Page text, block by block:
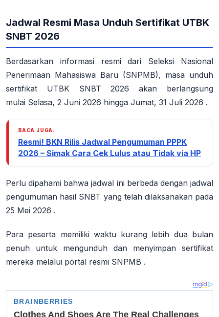
Jadwal Resmi Masa Unduh Sertifikat UTBK
SNBT 2026
Berdasarkan informasi resmi dari Seleksi Nasional
Penerimaan Mahasiswa Baru (SNPMB), masa unduh
sertifikat UTBK SNBT 2026 akan berlangsung
mulai Selasa, 2 Juni 2026 hingga Jumat, 31 Juli 2026 .
BACA JUGA:
Resmi! BKN Rilis Jadwal Pengumuman PPPK
2026 – Simak Cara Cek Lulus atau Tidak via HP
Perlu dipahami bahwa jadwal ini berbeda dengan jadwal
pengumuman hasil SNBT yang telah dilaksanakan pada
25 Mei 2026 .
Para peserta memiliki waktu kurang lebih dua bulan
penuh untuk mengunduh dan menyimpan sertifikat
mereka melalui portal resmi SNPMB .